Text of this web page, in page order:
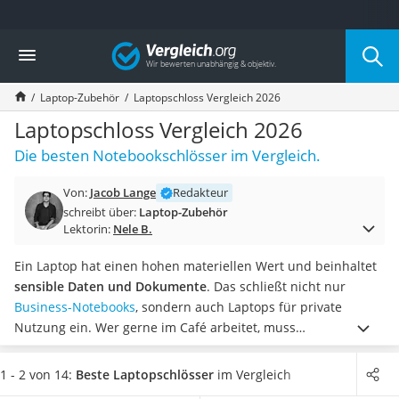
Die beliebtesten Vergleiche nach Kategorie
Elektronik
Powerstation
Monitor 32 Zoll 4K
Fernseher
Drucker
Desktop-PC
Diascanner
Laser-Multifunktionsdrucker
Powerstation mit Solarpanel
Gaming-PC
Soundbar
17-Zoll-Laptop
Satellitenschüssel
Gaming-Headset
Vergleich
Laptop-Zubehör Laptopschloss Vergleich 2026
Laptopschloss Vergleich 2026
Die besten Notebookschlösser im Vergleich.
Von: Jacob Lange
Redakteur
schreibt über: Laptop-Zubehör
Lektorin: Nele B.
Ein Laptop hat einen hohen materiellen Wert und beinhaltet
sensible Daten und Dokumente. Das schließt nicht nur
Business-Notebooks, sondern auch Laptops für private
Nutzung ein. Wer gerne im Café arbeitet, muss
zwischendurch den Arbeitsplatz verlassen. Mit einem
Laptopschloss können Sie IhrenLaptop sichern
, um auf die
1 - 2 von 14: Beste Laptopschlösser im Vergleich